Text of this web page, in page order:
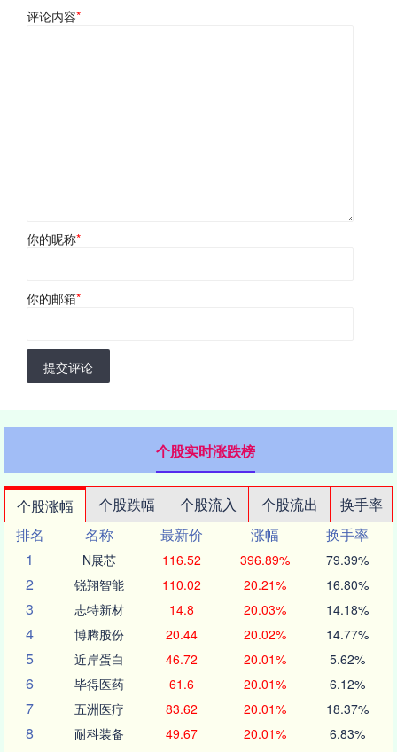
评论内容*
你的昵称*
你的邮箱*
提交评论
个股实时涨跌榜
个股涨幅 个股跌幅 个股流入 个股流出
换手率
排名
名称 最新价 涨幅
换手率
1
N展芯 116.52 396.89% 79.39%
2 锐翔智能 110.02 20.21% 16.80%
3 志特新材 14.8 20.03% 14.18%
4 博腾股份 20.44 20.02% 14.77%
5 近岸蛋白 46.72 20.01% 5.62%
6 毕得医药 61.6 20.01% 6.12%
7 五洲医疗 83.62 20.01% 18.37%
8 耐科装备 49.67 20.01% 6.83%